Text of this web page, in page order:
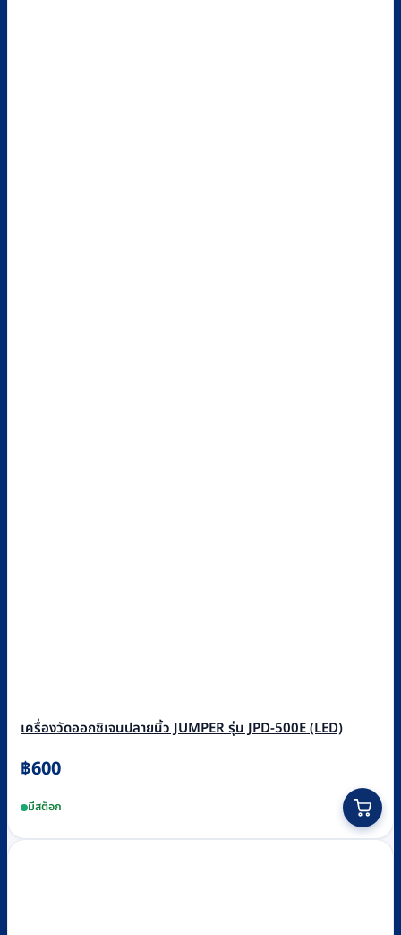
เครื่องวัดออกซิเจนปลายนิ้ว JUMPER รุ่น JPD-500E (LED)
฿600
มีสต็อก